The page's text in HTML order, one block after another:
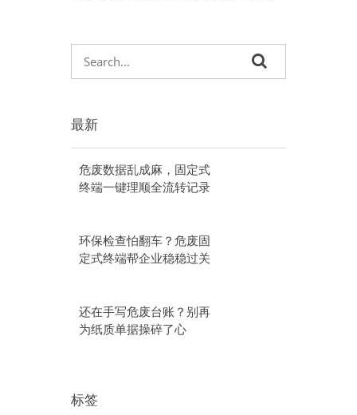
最新
危废数据乱成麻，固定式
终端一键理顺全流转记录
环保检查怕翻车？危废固
定式终端帮企业稳稳过关
还在手写危废台账？别再
为纸质单据操碎了心
标签